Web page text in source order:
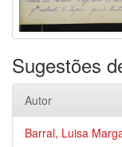
Sugestões
Autor
Barral, Luisa